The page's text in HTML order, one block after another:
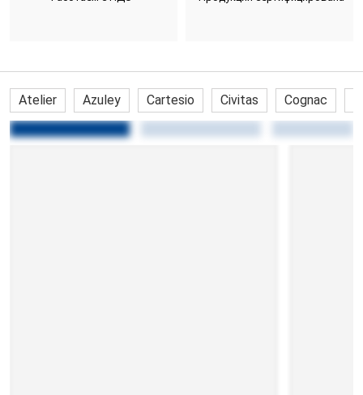
Atelier Azuley Cartesio Civitas Cognac